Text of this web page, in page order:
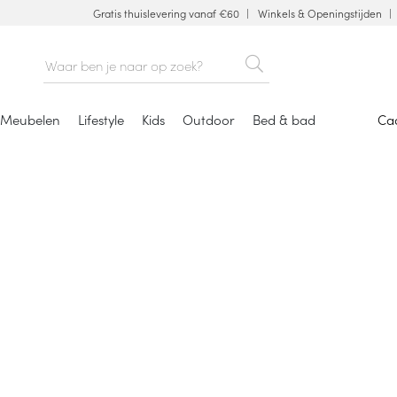
Gratis thuislevering vanaf €60 Winkels & Openingstijden
Meubelen Lifestyle Kids Outdoor Bed & bad